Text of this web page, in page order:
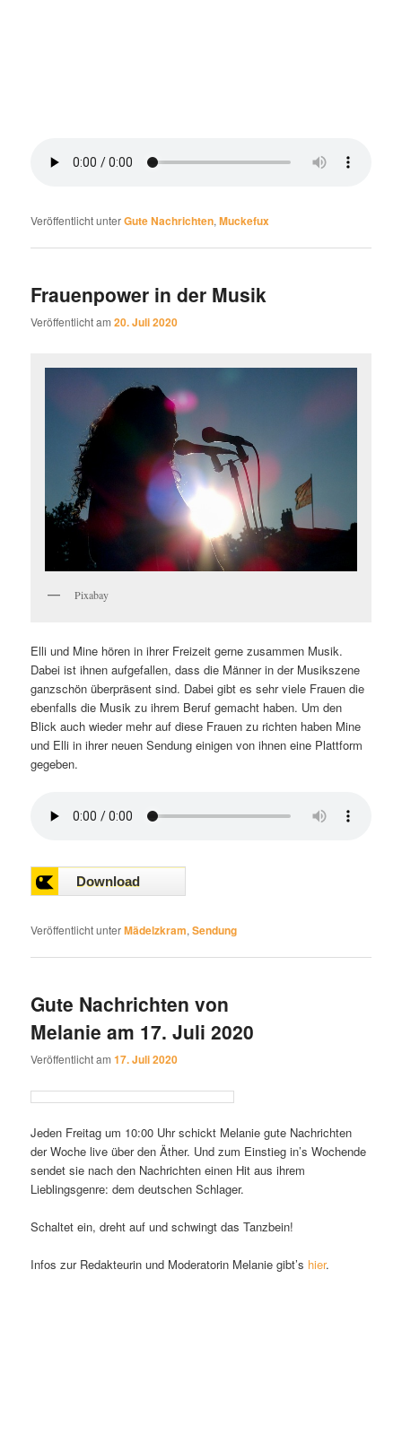
Veröffentlicht unterGute Nachrichten,Muckefux
Frauenpower in der Musik
Veröffentlicht am20. Juli 2020
Pixabay
Elli und Mine hören in ihrer Freizeit gerne zusammen Musik.
Dabei ist ihnen aufgefallen, dass die Männer in der Musikszene
ganzschön überpräsent sind. Dabei gibt es sehr viele Frauen die
ebenfalls die Musik zu ihrem Beruf gemacht haben. Um den
Blick auch wieder mehr auf diese Frauen zu richten haben Mine
und Elli in ihrer neuen Sendung einigen von ihnen eine Plattform
gegeben.
Veröffentlicht unterMädelzkram,Sendung
Gute Nachrichten von
Melanie am 17. Juli 2020
Veröffentlicht am17. Juli 2020
Jeden Freitag um 10:00 Uhr schickt Melanie gute Nachrichten
der Woche live über den Äther. Und zum Einstieg in’s Wochende
sendet sie nach den Nachrichten einen Hit aus ihrem
Lieblingsgenre: dem deutschen Schlager.
Schaltet ein, dreht auf und schwingt das Tanzbein!
Infos zur Redakteurin und Moderatorin Melanie gibt’s hier.